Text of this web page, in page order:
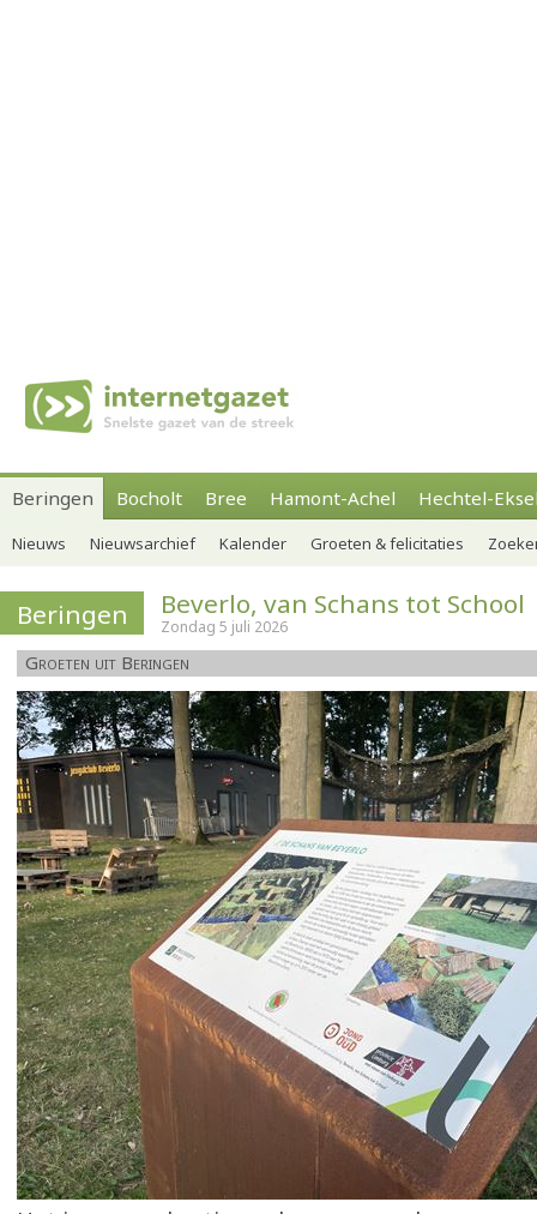
Beringen Bocholt Bree Hamont-Achel Hechtel-
Nieuws Nieuwsarchief Kalender Groeten & felicitaties
Beringen Beverlo, van Schans tot School
Zondag 5 juli 2026
Groeten uit Beringen